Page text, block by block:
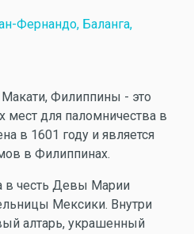
Фернандо, Баланга,
Филиппины - это
мест для паломничества в
в 1601 году и является
в Филиппинах.
в честь Девы Марии
Мексики. Внутри
алтарь, украшенный